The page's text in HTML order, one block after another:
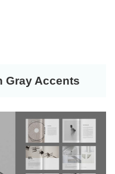
Gray Accents